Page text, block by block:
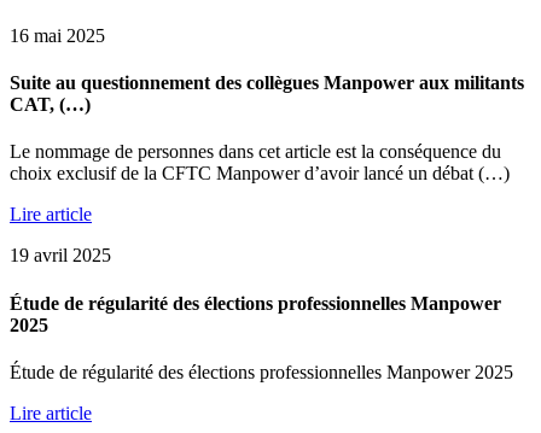
16 mai 2025
Suite au questionnement des collègues Manpower aux militants
CAT, (…)
Le nommage de personnes dans cet article est la conséquence du
choix exclusif de la CFTC Manpower d’avoir lancé un débat (…)
Lire article
19 avril 2025
Étude de régularité des élections professionnelles Manpower
2025
Étude de régularité des élections professionnelles Manpower 2025
Lire article